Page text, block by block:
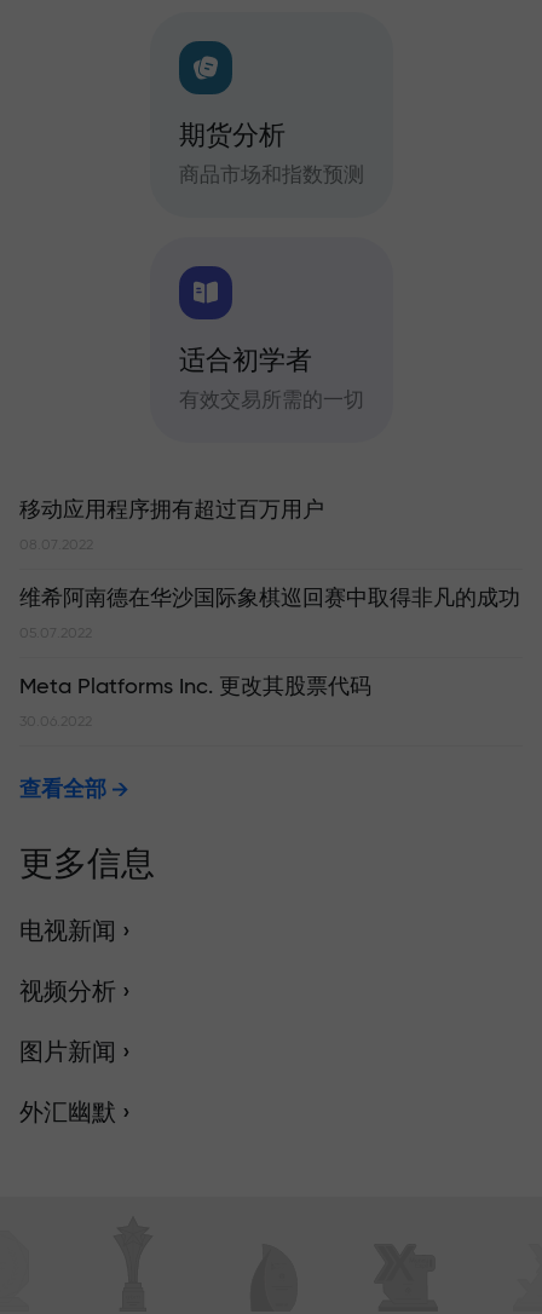
期货分析
商品市场和指数预测
适合初学者
有效交易所需的一切
移动应用程序拥有超过百万用户
08.07.2022
维希阿南德在华沙国际象棋巡回赛中取得非凡的成功
Meta Platforms Inc. 更改其股票代码
30.06.2022
查看全部
更多信息
电视新闻 ›
视频分析 ›
图片新闻 ›
外汇幽默 ›